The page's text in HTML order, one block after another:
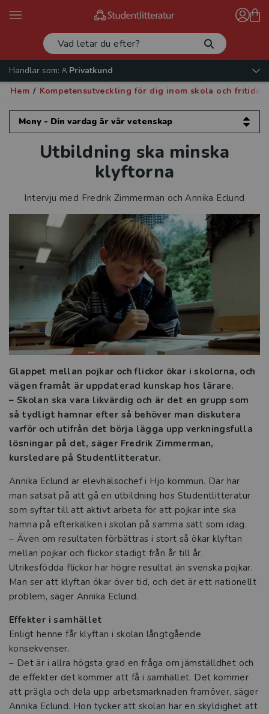
Handlar som:
Privatkund
Hem / Kompetensutveckling för dig inom skola och
Meny - Din vardag är vår vetenskap
Din vardag är vår vetenskap
Kompetensutveckling för dig inom
Kompetensutveckling för dig inom skola
och fritidshem
Intervjuer
Att leda ett effektivt elevhälsoarbete
Alternativa och kompletterande former
Hitta läsflyt och bygg upp ordförrådet
Grunderna i läs- och skrivinlärning
Kraften i den kollektiva förmågan
Läsning och gestaltning – att arbeta
med litteratur på mellanstadiet
Elevhälsan i förändring
Räkna med framgång
Att leda utvecklingsprocesser i förskola
och skola
Ämnesdidaktik för elever med
intellektuell funktionsnedsättning
Bygg starka elevrelationer och skapa
tillgänglig lärmiljö
Det ska vara lätt att läsa!
Läs – i alla ämnen
Utbildning ska minska
klyftorna
Intervju med Fredrik Zimmerman och Annika Eclund
Glappet mellan pojkar och flickor ökar i skolorna, och
vägen framåt är uppdaterad kunskap hos lärare.
– Skolan ska vara likvärdig och är det en grupp som
så tydligt hamnar efter så behöver man diskutera
varför och utifrån det börja lägga upp verkningsfulla
lösningar på det, säger Fredrik Zimmerman,
kursledare på Studentlitteratur.
Annika Eclund är elevhälsochef i Hjo kommun. Där har
man satsat på att gå en utbildning hos Studentlitteratur
som syftar till att aktivt arbeta för att pojkar inte ska
hamna på efterkälken i skolan på samma sätt som idag.
– Även om resultaten förbättras i stort så ökar klyftan
mellan pojkar och flickor stadigt från år till år.
Utrikesfödda flickor har högre resultat än svenska pojkar.
Man ser att klyftan ökar över tid, och det är ett nationellt
problem, säger Annika Eclund.
Effekter i samhället
Enligt henne får klyftan i skolan långtgående
konsekvenser.
– Det är i allra högsta grad en fråga om jämställdhet och
de effekter det kommer att få i samhället. Det kommer
att prägla och dela upp arbetsmarknaden framöver, säger
Annika Eclund. Hon tycker att skolan har en skyldighet att